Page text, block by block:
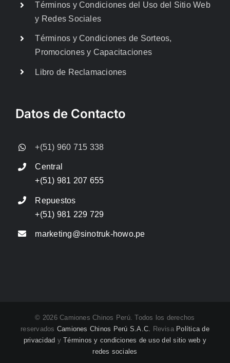
Términos y Condiciones del Uso del Sitio Web
y Redes Sociales
Términos y Condiciones de Sorteos,
Promociones y Capacitaciones
Libro de Reclamaciones
Datos de Contacto
+(51) 960 715 338
Central
+(51) 981 207 655
Repuestos
+(51) 981 229 729
marketing@sinotruk-howo.pe
© 2026 Camiones Chinos Perú. Todos los derechos
reservados Camiones Chinos Perú S.A.C. Revisa Política de
privacidad yTérminos y condiciones de uso del sitio web y
redes sociales